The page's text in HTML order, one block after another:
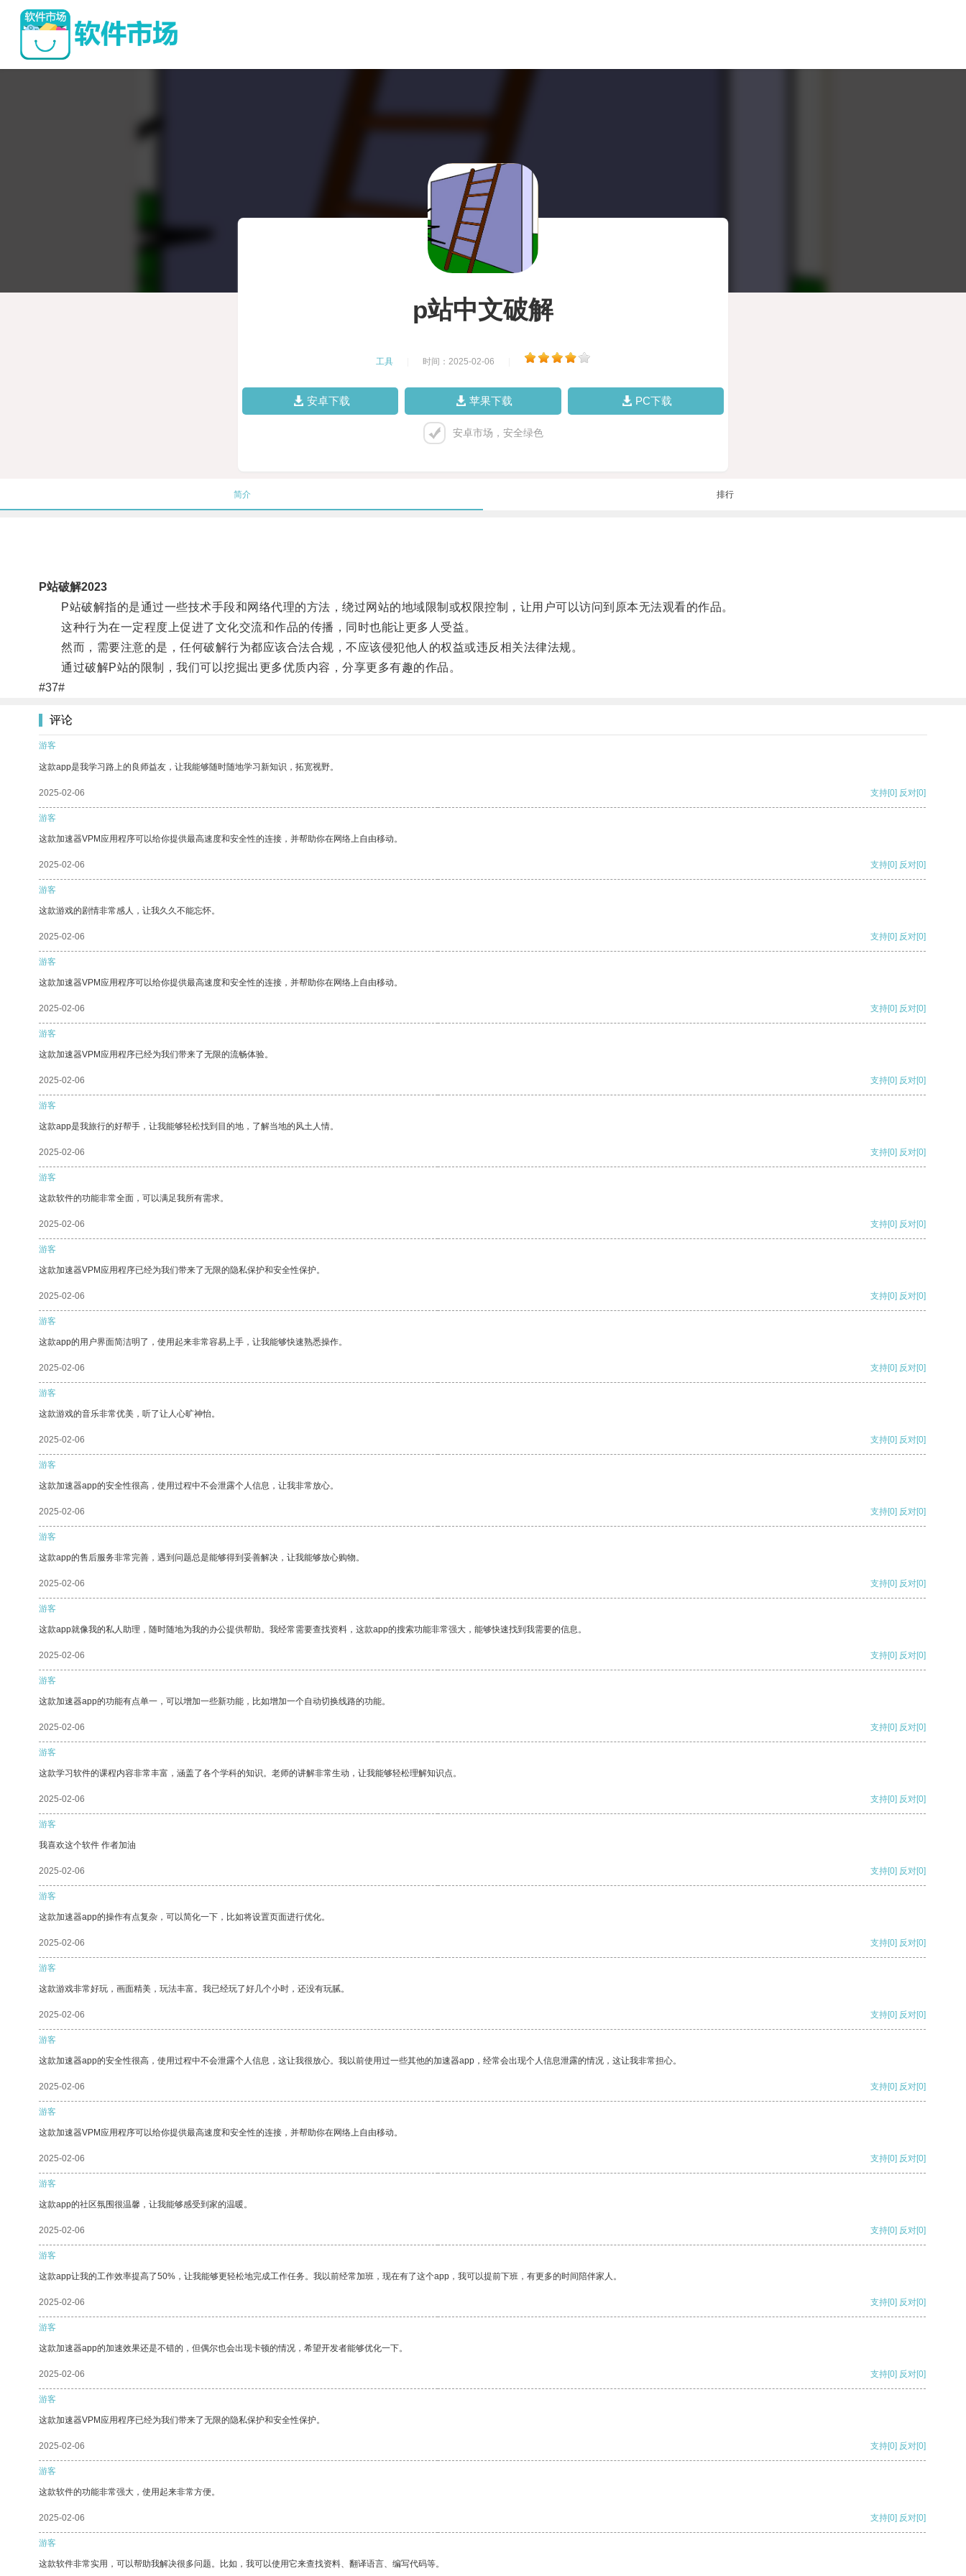
p站中文破解
工具 时间：2025-02-06
安卓下载 苹果下载 PC下载
安卓市场，安全绿色
简介 排行
P站破解2023
P站破解指的是通过一些技术手段和网络代理的方法，绕过网站的地域限制或权限控制，让用户可以访问到原本无法观看的作品。
这种行为在一定程度上促进了文化交流和作品的传播，同时也能让更多人受益。
然而，需要注意的是，任何破解行为都应该合法合规，不应该侵犯他人的权益或违反相关法律法规。
通过破解P站的限制，我们可以挖掘出更多优质内容，分享更多有趣的作品。
#37#
评论
游客
这款app是我学习路上的良师益友，让我能够随时随地学习新知识，拓宽视野。
2025-02-06 支持[0] 反对[0]
游客
这款加速器VPM应用程序可以给你提供最高速度和安全性的连接，并帮助你在网络上自由移动。
2025-02-06 支持[0] 反对[0]
游客
这款游戏的剧情非常感人，让我久久不能忘怀。
2025-02-06 支持[0] 反对[0]
游客
这款加速器VPM应用程序可以给你提供最高速度和安全性的连接，并帮助你在网络上自由移动。
2025-02-06 支持[0] 反对[0]
游客
这款加速器VPM应用程序已经为我们带来了无限的流畅体验。
2025-02-06 支持[0] 反对[0]
游客
这款app是我旅行的好帮手，让我能够轻松找到目的地，了解当地的风土人情。
2025-02-06 支持[0] 反对[0]
游客
这款软件的功能非常全面，可以满足我所有需求。
2025-02-06 支持[0] 反对[0]
游客
这款加速器VPM应用程序已经为我们带来了无限的隐私保护和安全性保护。
2025-02-06 支持[0] 反对[0]
游客
这款app的用户界面简洁明了，使用起来非常容易上手，让我能够快速熟悉操作。
2025-02-06 支持[0] 反对[0]
游客
这款游戏的音乐非常优美，听了让人心旷神怡。
2025-02-06 支持[0] 反对[0]
游客
这款加速器app的安全性很高，使用过程中不会泄露个人信息，让我非常放心。
2025-02-06 支持[0] 反对[0]
游客
这款app的售后服务非常完善，遇到问题总是能够得到妥善解决，让我能够放心购物。
2025-02-06 支持[0] 反对[0]
游客
这款app就像我的私人助理，随时随地为我的办公提供帮助。我经常需要查找资料，这款app的搜索功能非常强大，能够快速找到我需要的信息。
2025-02-06 支持[0] 反对[0]
游客
这款加速器app的功能有点单一，可以增加一些新功能，比如增加一个自动切换线路的功能。
2025-02-06 支持[0] 反对[0]
游客
这款学习软件的课程内容非常丰富，涵盖了各个学科的知识。老师的讲解非常生动，让我能够轻松理解知识点。
2025-02-06 支持[0] 反对[0]
游客
我喜欢这个软件 作者加油
2025-02-06 支持[0] 反对[0]
游客
这款加速器app的操作有点复杂，可以简化一下，比如将设置页面进行优化。
2025-02-06 支持[0] 反对[0]
游客
这款游戏非常好玩，画面精美，玩法丰富。我已经玩了好几个小时，还没有玩腻。
2025-02-06 支持[0] 反对[0]
游客
这款加速器app的安全性很高，使用过程中不会泄露个人信息，这让我很放心。我以前使用过一些其他的加速器app，经常会出现个人信息泄露的情况，这让我非常担心。
2025-02-06 支持[0] 反对[0]
游客
这款加速器VPM应用程序可以给你提供最高速度和安全性的连接，并帮助你在网络上自由移动。
2025-02-06 支持[0] 反对[0]
游客
这款app的社区氛围很温馨，让我能够感受到家的温暖。
2025-02-06 支持[0] 反对[0]
游客
这款app让我的工作效率提高了50%，让我能够更轻松地完成工作任务。我以前经常加班，现在有了这个app，我可以提前下班，有更多的时间陪伴家人。
2025-02-06 支持[0] 反对[0]
游客
这款加速器app的加速效果还是不错的，但偶尔也会出现卡顿的情况，希望开发者能够优化一下。
2025-02-06 支持[0] 反对[0]
游客
这款加速器VPM应用程序已经为我们带来了无限的隐私保护和安全性保护。
2025-02-06 支持[0] 反对[0]
游客
这款软件的功能非常强大，使用起来非常方便。
2025-02-06 支持[0] 反对[0]
游客
这款软件非常实用，可以帮助我解决很多问题。比如，我可以使用它来查找资料、翻译语言、编写代码等。